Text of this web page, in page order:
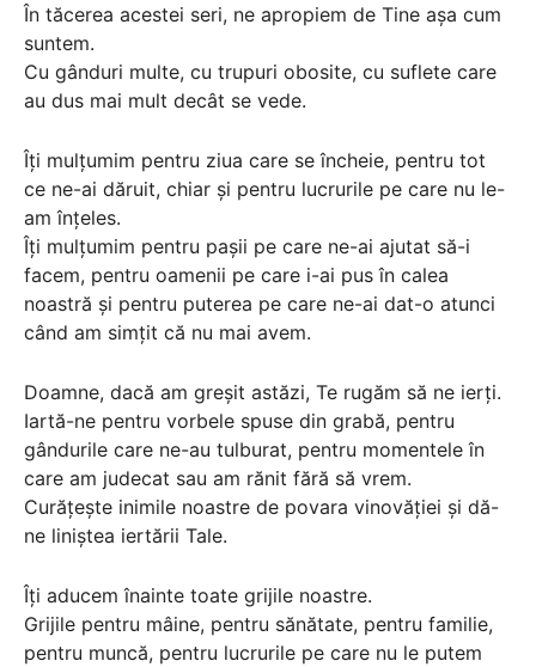
În tăcerea acestei seri, ne apropiem de Tine așa cum
suntem.
Cu gânduri multe, cu trupuri obosite, cu suflete care
au dus mai mult decât se vede.
Îți mulțumim pentru ziua care se încheie, pentru tot
ce ne-ai dăruit, chiar și pentru lucrurile pe care nu le-
am înțeles.
Îți mulțumim pentru pașii pe care ne-ai ajutat să-i
facem, pentru oamenii pe care i-ai pus în calea
noastră și pentru puterea pe care ne-ai dat-o atunci
când am simțit că nu mai avem.
Doamne, dacă am greșit astăzi, Te rugăm să ne ierți.
Iartă-ne pentru vorbele spuse din grabă, pentru
gândurile care ne-au tulburat, pentru momentele în
care am judecat sau am rănit fără să vrem.
Curățește inimile noastre de povara vinovăției și dă-
ne liniștea iertării Tale.
Îți aducem înainte toate grijile noastre.
Grijile pentru mâine, pentru sănătate, pentru familie,
pentru muncă, pentru lucrurile pe care nu le putem